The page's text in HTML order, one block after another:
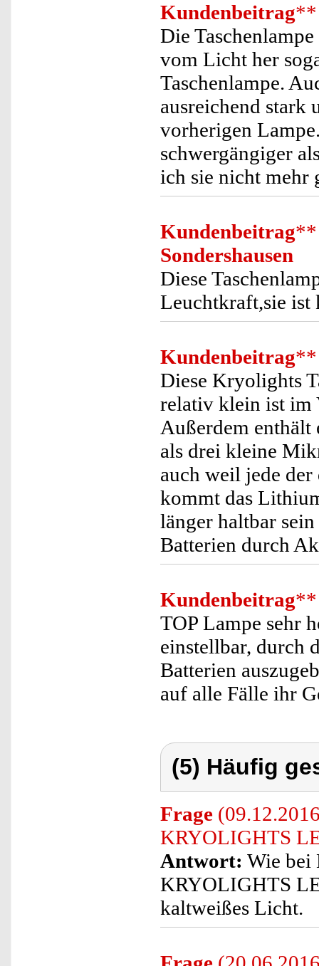
Kundenbeitrag**
Die
vom Licht her
Taschenlampe.
ausreichend stark
vorherigen
schwergängiger
ich sie nicht mehr
Kundenbeitrag**
Sondershausen
Diese
Leuchtkraft,sie ist
Kundenbeitrag**
Diese Kryolights
relativ klein ist im
Außerdem
als drei kleine
auch weil jede
kommt das
länger haltbar
Batterien durch
Kundenbeitrag**
TOP Lampe sehr
einstellbar, durch
Batterien
auf alle Fälle ihr
(5) Häufig
Frage
KRYOLIGHTS
Antwort: Wie bei
KRYOLIGHTS
kaltweißes Licht.